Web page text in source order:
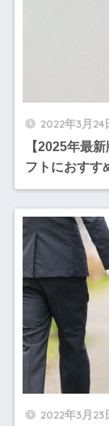
2022年3月24
【2025年最
フトにおすす
2022年3月23